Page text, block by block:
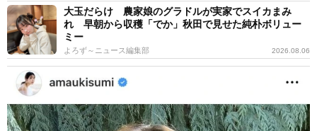
大玉だらけ 農家娘のグラドルが実家でスイカまみ
れ 早朝から収穫「でか」秋田で見せた純朴ボリュー
ミー
よろず～ニュース編集部 2026.08.06